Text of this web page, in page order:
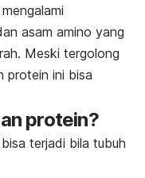
asam amino yang
Meski tergolong
protein ini bisa
protein?
terjadi bila tubuh